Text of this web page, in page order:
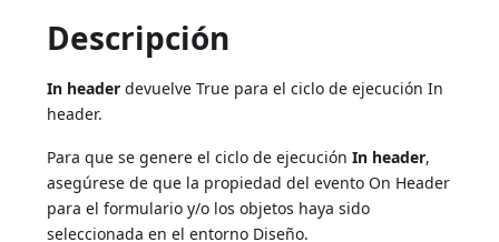
Descripción
In header devuelve True para el ciclo de ejecución In
header.
Para que se genere el ciclo de ejecuciónIn header,
asegúrese de que la propiedad del evento On Header
para el formulario y/o los objetos haya sido
seleccionada en el entorno Diseño.